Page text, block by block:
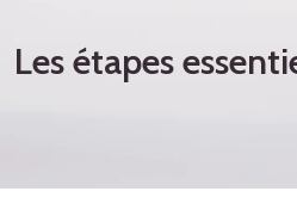
Les étapes